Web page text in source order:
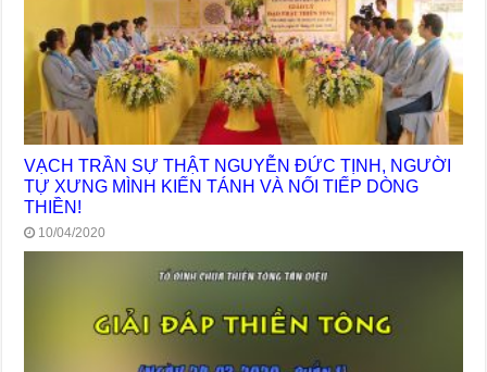
VẠCH TRẦN SỰ THẬT NGUYỄN ĐỨC TỊNH, NGƯỜI
TỰ XƯNG MÌNH KIẾN TÁNH VÀ NỐI TIẾP DÒNG
THIỀN!
10/04/2020